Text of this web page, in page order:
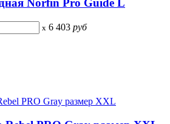
Norfin Pro Guide L
x 6 403 руб